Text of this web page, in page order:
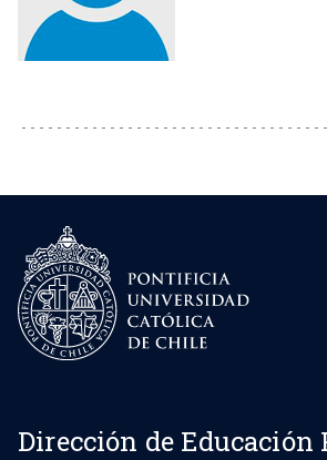
Dirección de Educación